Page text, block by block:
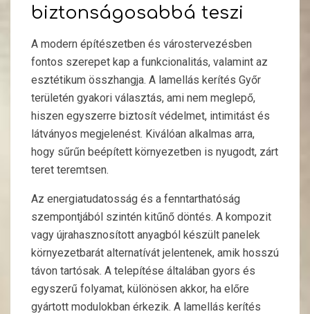
biztonságosabbá teszi
A modern építészetben és várostervezésben
fontos szerepet kap a funkcionalitás, valamint az
esztétikum összhangja. A lamellás kerítés Győr
területén gyakori választás, ami nem meglepő,
hiszen egyszerre biztosít védelmet, intimitást és
látványos megjelenést. Kiválóan alkalmas arra,
hogy sűrűn beépített környezetben is nyugodt, zárt
teret teremtsen.
Az energiatudatosság és a fenntarthatóság
szempontjából szintén kitűnő döntés. A kompozit
vagy újrahasznosított anyagból készült panelek
környezetbarát alternatívát jelentenek, amik hosszú
távon tartósak. A telepítése általában gyors és
egyszerű folyamat, különösen akkor, ha előre
gyártott modulokban érkezik. A lamellás kerítés